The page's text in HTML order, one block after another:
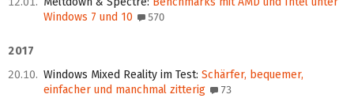
Windows 7 und 10
570
2017
20.10. Windows Mixed Reality im Test: Schärfer, bequemer,
einfacher und manchmal zitterig
73